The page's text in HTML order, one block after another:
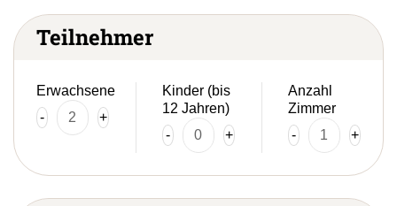
Teilnehmer
Erwachsene
-
+
Kinder (bis
12 Jahren)
-
+
Anzahl
Zimmer
-
+